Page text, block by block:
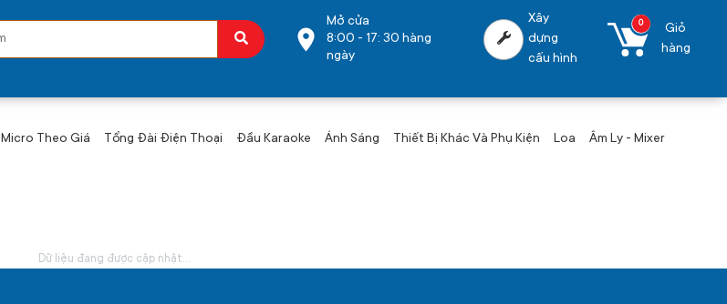
Mở cửa
8:00 - 17: 30 hàng
ngày
Xây
dựng
cấu hình
0
Giỏ
hàng
Micro Theo Giá Tổng Đài Điện Thoại Đầu Karaoke Ánh Sáng Thiết Bị Khác Và Phụ Kiện Loa Âm Ly - Mixer
Dữ liệu đang được cập nhật...